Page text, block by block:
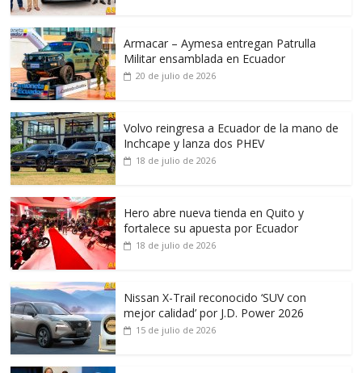
Armacar – Aymesa entregan Patrulla
Militar ensamblada en Ecuador
20 de julio de 2026
Volvo reingresa a Ecuador de la mano de
Inchcape y lanza dos PHEV
18 de julio de 2026
Hero abre nueva tienda en Quito y
fortalece su apuesta por Ecuador
18 de julio de 2026
Nissan X-Trail reconocido ‘SUV con
mejor calidad’ por J.D. Power 2026
15 de julio de 2026